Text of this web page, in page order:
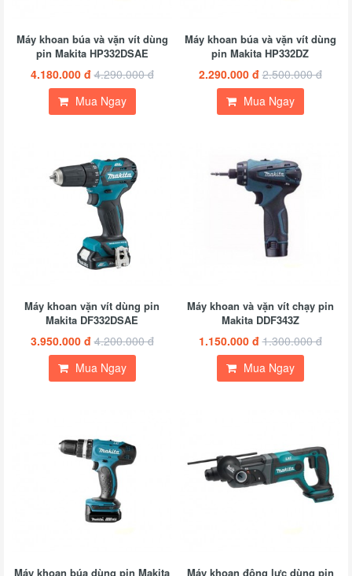
Máy khoan búa và vặn vít dùng
pin Makita HP332DSAE
4.180.000 đ 4.290.000 đ
Mua Ngay
Máy khoan búa và vặn vít dùng
pin Makita HP332DZ
2.290.000 đ 2.500.000 đ
Mua Ngay
Máy khoan vặn vít dùng pin
Makita DF332DSAE
3.950.000 đ 4.200.000 đ
Mua Ngay
Máy khoan và vặn vít chạy pin
Makita DDF343Z
1.150.000 đ 1.300.000 đ
Mua Ngay
Máy khoan búa dùng pin Makita Máy khoan động lực dùng pin